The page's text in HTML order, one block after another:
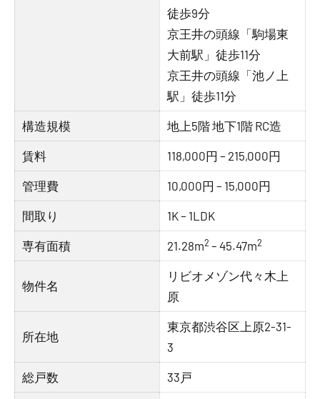
徒歩9分
京王井の頭線「駒場東
大前駅」徒歩11分
京王井の頭線「池ノ上
駅」徒歩11分
構造規模 地上5階 地下1階 RC造
賃料 118,000円 – 215,000円
管理費 10,000円 – 15,000円
間取り 1K – 1LDK
専有面積 21.28m2 – 45.47m2
物件名
リビオメゾン代々木上
原
所在地
東京都渋谷区上原2-31-
3
総戸数 33戸